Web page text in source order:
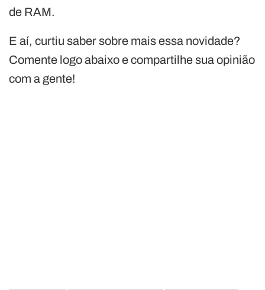
de RAM.
E aí, curtiu saber sobre mais essa novidade?
Comente logo abaixo e compartilhe sua opinião
com a gente!